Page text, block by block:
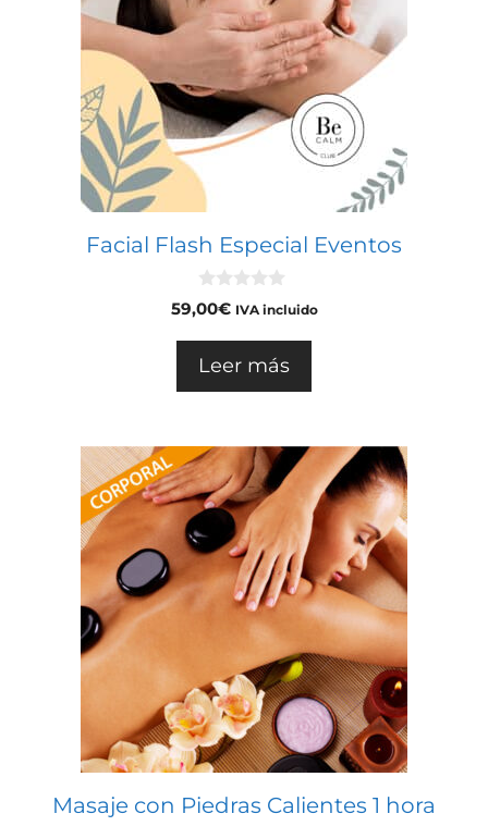
Facial Flash Especial Eventos
0
d
59,00€ IVA incluido
Leer más
Masaje con Piedras Calientes 1 hora